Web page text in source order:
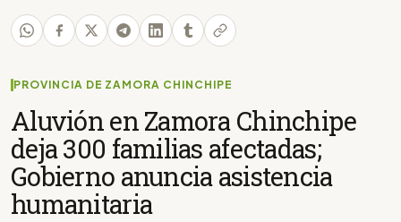
PROVINCIA DE ZAMORA CHINCHIPE
Aluvión en Zamora Chinchipe
deja 300 familias afectadas;
Gobierno anuncia asistencia
humanitaria